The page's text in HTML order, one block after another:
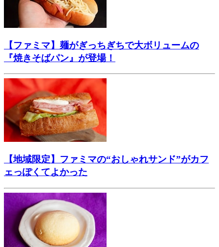
【ファミマ】麺がぎっちぎちで大ボリュームの
『焼きそばパン』が登場！
【地域限定】ファミマの“おしゃれサンド”がカフ
ェっぽくてよかった